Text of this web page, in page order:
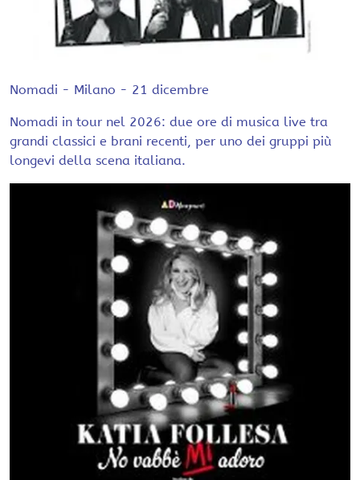
Nomadi - Milano - 21 dicembre
Nomadi in tour nel 2026: due ore di musica live tra
grandi classici e brani recenti, per uno dei gruppi più
longevi della scena italiana.